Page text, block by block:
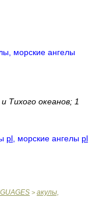
морские ангелы
Тихого океанов; 1
pl , морские ангелы pl
> акулы,